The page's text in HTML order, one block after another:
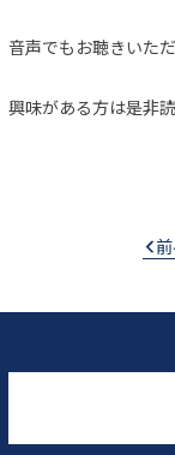
音声でもお聴きいた
興味がある方は是非